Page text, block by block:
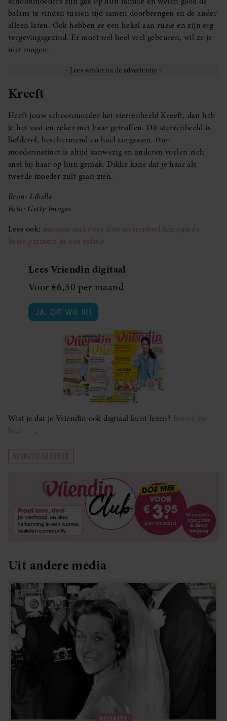
balans te vinden tussen tijd samen doorbrengen en de ander
alleen laten. Ook hebben ze een hekel aan ruzie en zijn erg
vergevingsgezind. Er moet wel heel veel gebeuren, wil ze je
niet mogen.
Kreeft
Heeft jouw schoonmoeder het sterrenbeeld Kreeft, dan heb
je het vast en zeker met haar getroffen. Dit sterrenbeeld is
liefdevol, beschermend en heel zorgzaam. Hun
moederinstinct is altijd aanwezig en anderen voelen zich
snel bij haar op hun gemak. Dikke kans dat je haar als
tweede moeder zult gaan zien.
Bron: Libelle
Foto: Getty Images
Lees ook: mensen met déze drie sterrenbeelden zijn de
beste partners in een relatie
Lees Vriendin digitaal
Voor €6,50 per maand
JA, DIT WIL IK!
Wist je dat je Vriendin ook digitaal kunt lezen? Bestel ‘m
hier
.
SPIRITUALITEIT
Uit andere media
ROYALTY